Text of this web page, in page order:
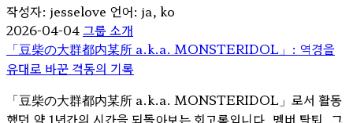
작성자: jesselove 언어: ja, ko
2026-04-04그룹 소개
「豆柴の大群都内某所 a.k.a. MONSTERIDOL」: 역경을
유대로 바꾼 격동의 기록
「豆柴の大群都内某所 a.k.a. MONSTERIDOL」로서 활동
했던 약 1년간의 시간을 되돌아보는 회고록입니다. 멤버 탈퇴, 그